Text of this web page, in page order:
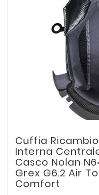
Cuffia Ricambio
Interna
Casco Nolan
Grex G6.2 Air
Comfort